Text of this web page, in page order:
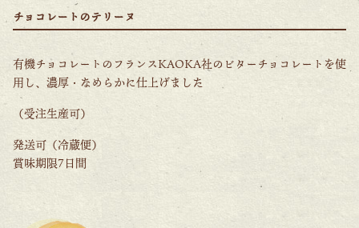
チョコレートのテリーヌ
有機チョコレートのフランスKAOKA社のビターチョコレートを使
用し、濃厚・なめらかに仕上げました
（受注生産可）
発送可（冷蔵便）
賞味期限7日間